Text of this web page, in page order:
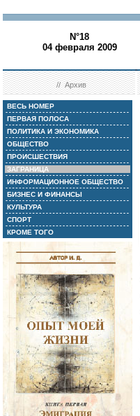
N°18
04 февраля 2009
//Архив
ВЕСЬ НОМЕР
ПЕРВАЯ ПОЛОСА
ПОЛИТИКА И ЭКОНОМИКА
ОБЩЕСТВО
ПРОИСШЕСТВИЯ
ЗАГРАНИЦА
ИНФОРМАЦИОННОЕ ОБЩЕСТВО
БИЗНЕС И ФИНАНСЫ
КУЛЬТУРА
СПОРТ
КРОМЕ ТОГО